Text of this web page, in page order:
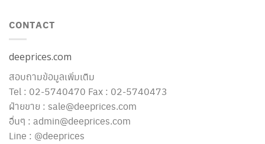
CONTACT
deeprices.com
สอบถามข้อมูลเพิ่มเติม
Tel : 02-5740470 Fax : 02-5740473
ฝ่ายขาย : sale@deeprices.com
อื่นๆ : admin@deeprices.com
Line : @deeprices